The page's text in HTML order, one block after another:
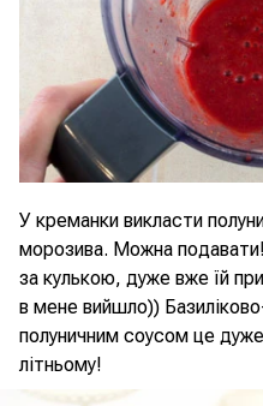
У креманки викласти
морозива. Можна
за кулькою, дуже вже їй
в мене вийшло))
полуничним соусом це
літньому!